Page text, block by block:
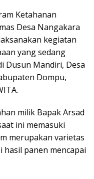
Ketahanan
Desa Nangakara
kegiatan
yang sedang
Dusun Mandiri, Desa
Dompu,
milik Bapak Arsad
ini memasuki
merupakan varietas
hasil panen mencapai